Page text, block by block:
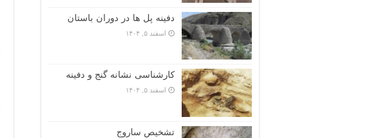
دفینه پل ها در دوران باستان
اسفند ۵, ۱۴۰۴
کارشناسی نشانه گنج و دفینه
اسفند ۵, ۱۴۰۴
تشخیص ساروج